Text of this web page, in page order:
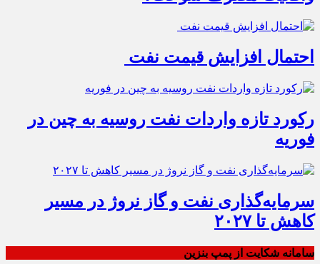
احتمال افزایش قیمت نفت
رکورد تازه واردات نفت روسیه به چین در
فوریه
سرمایه‌گذاری نفت و گاز نروژ در مسیر
کاهش تا ۲۰۲۷
سامانه شکایت از پمپ بنزین